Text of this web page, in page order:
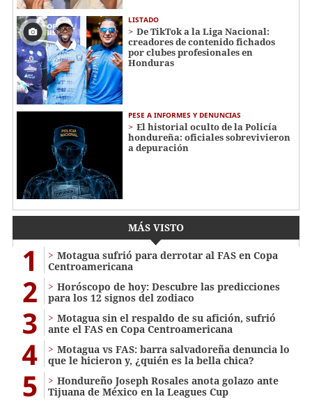
LISTADO
De TikTok a la Liga Nacional:
creadores de contenido fichados
por clubes profesionales en
Honduras
PESE A INFORMES Y DENUNCIAS
El historial oculto de la Policía
hondureña: oficiales sobrevivieron
a depuración
MÁS VISTO
1
Motagua sufrió para derrotar al FAS en Copa
Centroamericana
2
Horóscopo de hoy: Descubre las predicciones
para los 12 signos del zodiaco
3
Motagua sin el respaldo de su afición, sufrió
ante el FAS en Copa Centroamericana
4
Motagua vs FAS: barra salvadoreña denuncia lo
que le hicieron y, ¿quién es la bella chica?
5
Hondureño Joseph Rosales anota golazo ante
Tijuana de México en la Leagues Cup